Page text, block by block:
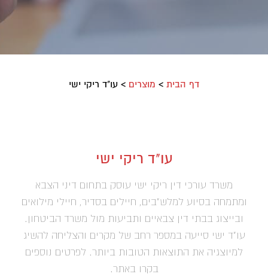
דף הבית > מוצרים > עו"ד ריקי ישי
עו"ד ריקי ישי
משרד עורכי דין ריקי ישי עוסק בתחום דיני הצבא
ומתמחה בסיוע למלש"בים, חיילים בסדיר, חיילי מילואים
ובייצוג בבתי דין צבאיים ותביעות מול משרד הביטחון.
עו"ד ישי סייעה במספר רחב של מקרים והצליחה להשיג
למיוצגיה את התוצאות הטובות ביותר. לפרטים נוספים
בקרו באתר.